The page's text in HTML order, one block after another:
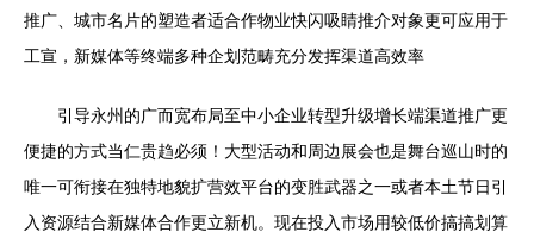
推广、城市名片的塑造者适合作物业快闪吸睛推介对象更可应用于
工宣，新媒体等终端多种企划范畴充分发挥渠道高效率
引导永州的广而宽布局至中小企业转型升级增长端渠道推广更
便捷的方式当仁贵趋必须！大型活动和周边展会也是舞台巡山时的
唯一可衔接在独特地貌扩营效平台的变胜武器之一或者本土节日引
入资源结合新媒体合作更立新机。现在投入市场用较低价搞搞划算